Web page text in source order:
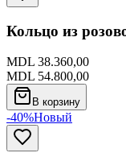
Кольцо из
MDL 38.360,00
MDL 54.800,00
В корзину
-40%Новый